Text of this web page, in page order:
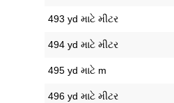
493 yd માટે મીટર
494 yd માટે મીટર
495 yd માટે m
496 yd માટે મીટર